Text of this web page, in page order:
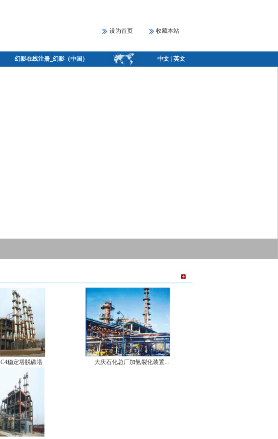
设为首页 收藏本站
幻影在线注册_幻影（中国） 中文| 英文
C4稳定塔脱碳塔 大庆石化总厂加氢裂化装置...